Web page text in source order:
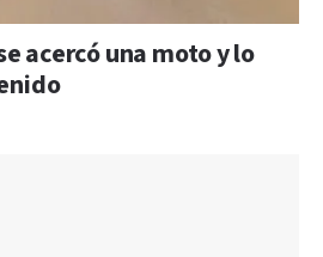
acercó una moto y lo